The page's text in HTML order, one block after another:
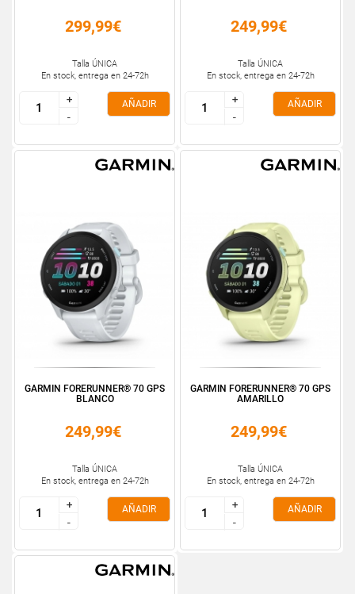
299,99€
Talla ÚNICA
En stock, entrega en 24-72h
+
-
+
-
AÑADIR
249,99€
Talla ÚNICA
En stock, entrega en 24-72h
+
-
+
-
AÑADIR
GARMIN FORERUNNER® 70 GPS
BLANCO
249,99€
Talla ÚNICA
En stock, entrega en 24-72h
+
-
+
-
AÑADIR
GARMIN FORERUNNER® 70 GPS
AMARILLO
249,99€
Talla ÚNICA
En stock, entrega en 24-72h
+
-
+
-
AÑADIR